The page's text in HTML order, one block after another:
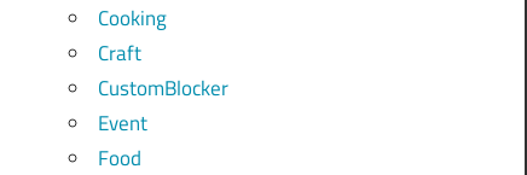
Cooking
Craft
CustomBlocker
Event
Food